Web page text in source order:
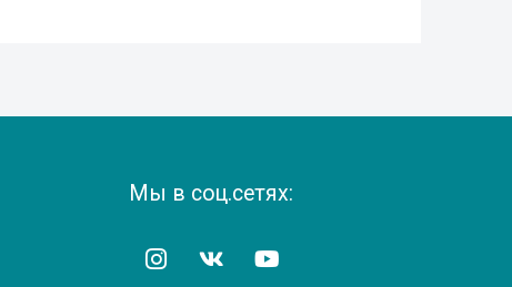
Мы в соц.сетях: